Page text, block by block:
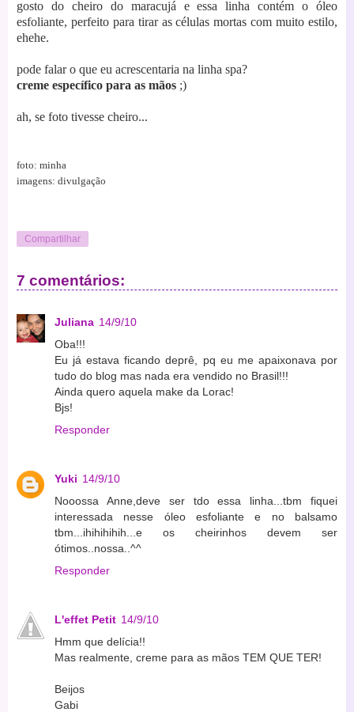
gosto do cheiro do maracujá e essa linha contém o óleo
esfoliante, perfeito para tirar as células mortas com muito estilo,
ehehe.
pode falar o que eu acrescentaria na linha spa?
creme específico para as mãos ;)
ah, se foto tivesse cheiro...
foto: minha
imagens: divulgação
Compartilhar
7 comentários:
Juliana 14/9/10
Oba!!!
Eu já estava ficando deprê, pq eu me apaixonava por
tudo do blog mas nada era vendido no Brasil!!!
Ainda quero aquela make da Lorac!
Bjs!
Responder
Yuki 14/9/10
Nooossa Anne,deve ser tdo essa linha...tbm fiquei
interessada nesse óleo esfoliante e no balsamo
tbm...ihihihihih...e os cheirinhos devem ser
ótimos..nossa..^^
Responder
L'effet Petit 14/9/10
Hmm que delícia!!
Mas realmente, creme para as mãos TEM QUE TER!
Beijos
Gabi